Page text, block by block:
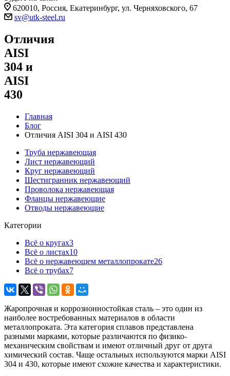
620010, Россия, Екатеринбург, ул. Черняховского, 67
sv@utk-steel.ru
Отличия
AISI
304 и
AISI
430
Главная
Блог
Отличия AISI 304 и AISI 430
Труба нержавеющая
Лист нержавеющий
Круг нержавеющий
Шестигранник нержавеющий
Проволока нержавеющая
Фланцы нержавеющие
Отводы нержавеющие
Категории
Всё о кругах3
Всё о листах10
Всё о нержавеющем металлопрокате26
Всё о трубах7
Жаропрочная и коррозионностойкая сталь – это один из
наиболее востребованных материалов в области
металлопроката. Эта категория сплавов представлена
разными марками, которые различаются по физико-
механическим свойствам и имеют отличный друг от друга
химический состав. Чаще остальных используются марки AISI
304 и 430, которые имеют схожие качества и характеристики.